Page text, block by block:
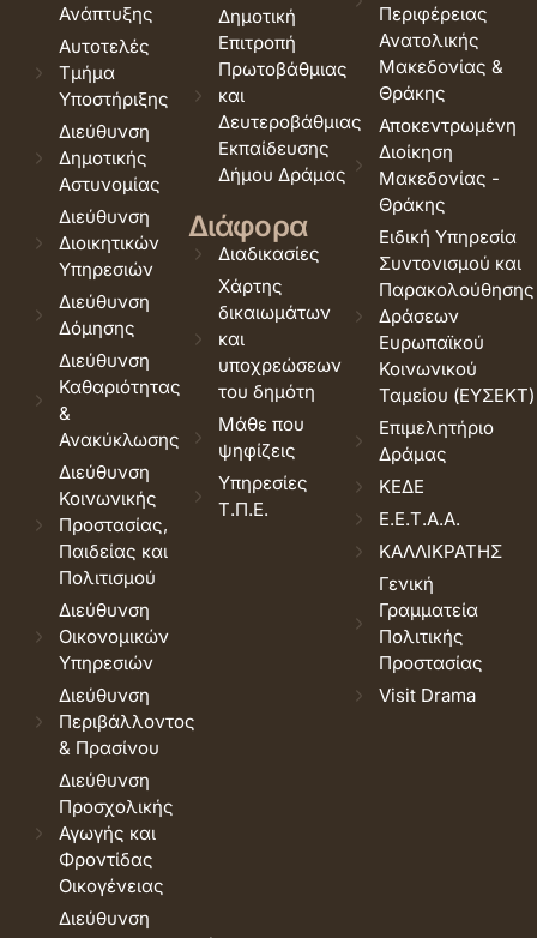
Ανάπτυξης
Αυτοτελές
Τμήμα
Υποστήριξης
Διεύθυνση
Δημοτικής
Αστυνομίας
Διεύθυνση
Διοικητικών
Υπηρεσιών
Διεύθυνση
Δόμησης
Διεύθυνση
Καθαριότητας
&
Ανακύκλωσης
Διεύθυνση
Κοινωνικής
Προστασίας,
Παιδείας και
Πολιτισμού
Διεύθυνση
Οικονομικών
Υπηρεσιών
Διεύθυνση
Περιβάλλοντος
& Πρασίνου
Διεύθυνση
Προσχολικής
Αγωγής και
Φροντίδας
Οικογένειας
Διεύθυνση
Δημοτική
Επιτροπή
Πρωτοβάθμιας
και
Δευτεροβάθμιας
Εκπαίδευσης
Δήμου Δράμας
Διάφορα
Διαδικασίες
Χάρτης
δικαιωμάτων
και
υποχρεώσεων
του δημότη
Μάθε που
ψηφίζεις
Υπηρεσίες
Τ.Π.Ε.
Περιφέρειας
Ανατολικής
Μακεδονίας &
Θράκης
Αποκεντρωμένη
Διοίκηση
Μακεδονίας -
Θράκης
Ειδική Υπηρεσία
Συντονισμού και
Παρακολούθησης
Δράσεων
Ευρωπαϊκού
Κοινωνικού
Ταμείου (ΕΥΣΕΚΤ)
Επιμελητήριο
Δράμας
ΚΕΔΕ
Ε.Ε.Τ.Α.Α.
ΚΑΛΛΙΚΡΑΤΗΣ
Γενική
Γραμματεία
Πολιτικής
Προστασίας
Visit Drama